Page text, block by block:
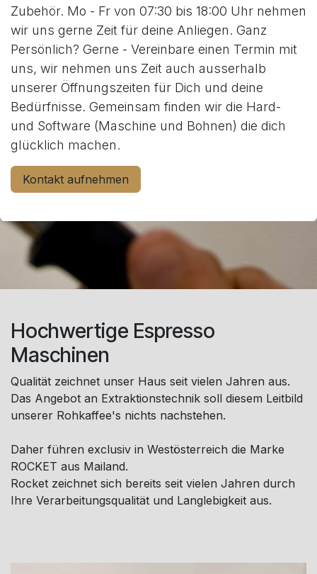
Zubehör. Mo - Fr von 07:30 bis 18:00 Uhr nehmen
wir uns gerne Zeit für deine Anliegen. Ganz
Persönlich? Gerne - Vereinbare einen Termin mit
uns, wir nehmen uns Zeit auch ausserhalb
unserer Öffnungszeiten für Dich und deine
Bedürfnisse. Gemeinsam finden wir die Hard-
und Software (Maschine und Bohnen) die dich
glücklich machen.
Kontakt aufnehmen​
Hochwertige Espresso
Maschinen
Qualität zeichnet unser Haus seit vielen Jahren aus.
Das Angebot an Extraktionstechnik soll diesem Leitbild
unserer Rohkaffee's nichts nachstehen.
Daher führen exclusiv in Westösterreich die Marke
ROCKET aus Mailand.
Rocket zeichnet sich bereits seit vielen Jahren durch
Ihre Verarbeitungsqualität und Langlebigkeit aus.